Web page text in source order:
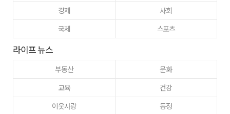
경제
사회
국제
스포츠
라이프 뉴스
부동산
문화
교육
건강
이웃사랑
동정